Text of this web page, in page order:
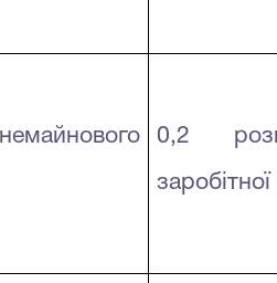
0,2